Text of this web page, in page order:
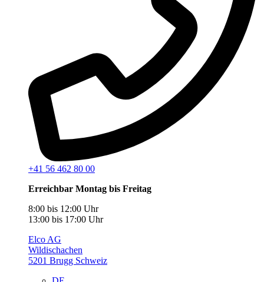
+41 56 462 80 00
Erreichbar Montag bis Freitag
8:00 bis 12:00 Uhr
13:00 bis 17:00 Uhr
Elco AG
Wildischachen
5201 Brugg Schweiz